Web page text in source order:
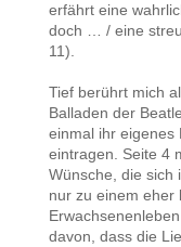
erfährt eine
doch … / eine
11).
Tief berührt mich
Balladen der
einmal ihr eigenes
eintragen. Seite 4
Wünsche, die sich
nur zu einem eher
davon, dass die